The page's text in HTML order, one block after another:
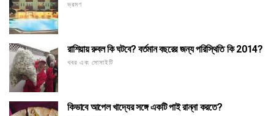
ভ্রমণ
রাশিয়ায় রুবল কি ঘটবে? বর্তমান বছরের জন্য পরিস্থিতি কি 2014?
খবর এবং সোসাইটি
কিভাবে আপেল খাদ্যের সঙ্গে একটি পাই রান্না করতে?